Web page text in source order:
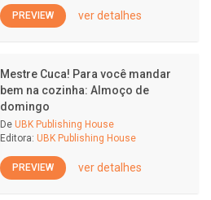
PREVIEW ver detalhes
Mestre Cuca! Para você mandar
bem na cozinha: Almoço de
domingo
De UBK Publishing House
Editora: UBK Publishing House
PREVIEW ver detalhes